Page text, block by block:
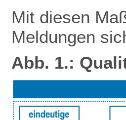
Mit diesen
Meldungen
Abb. 1.: